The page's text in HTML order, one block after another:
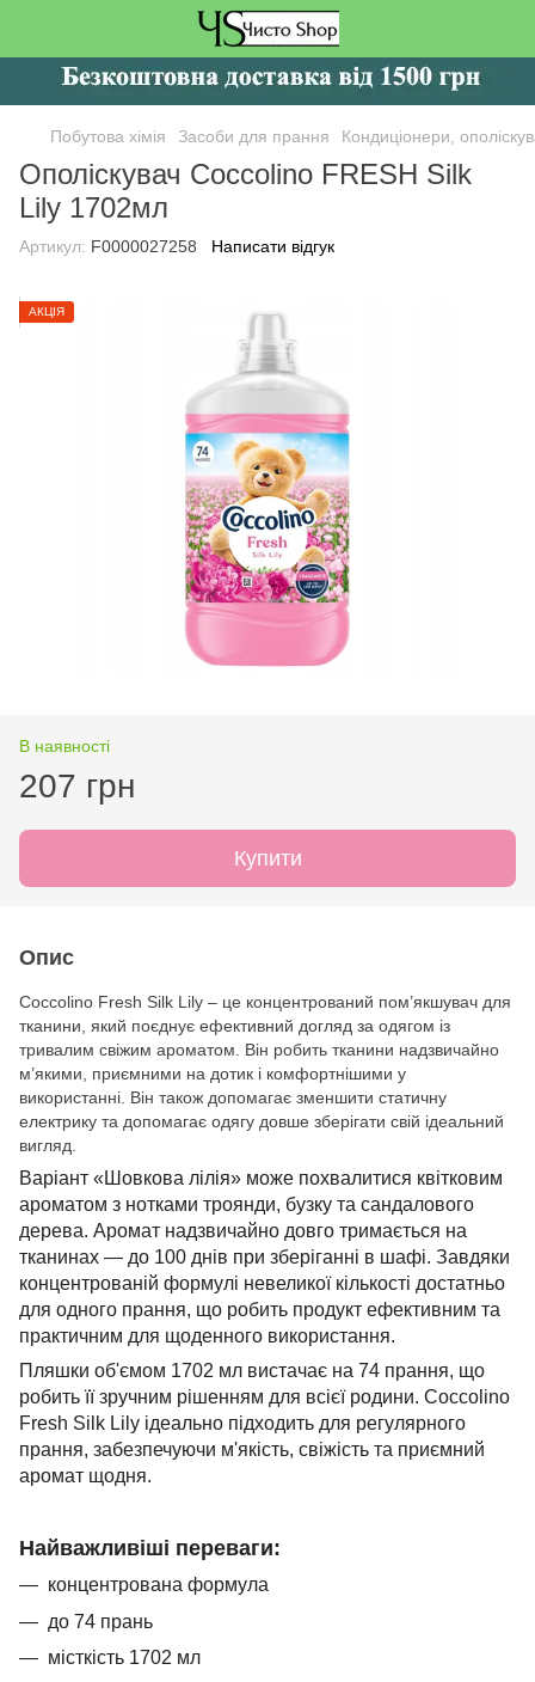
Побутова хімія Засоби для прання Кондиціонери,
Ополіскувач Coccolino FRESH Silk
Lily 1702мл
Артикул: F0000027258 Написати відгук
АКЦІЯ
В наявності
207 грн
Купити
Опис
Coccolino Fresh Silk Lily – це концентрований пом’якшувач для
тканини, який поєднує ефективний догляд за одягом із
тривалим свіжим ароматом. Він робить тканини надзвичайно
м’якими, приємними на дотик і комфортнішими у
використанні. Він також допомагає зменшити статичну
електрику та допомагає одягу довше зберігати свій ідеальний
вигляд.
Варіант «Шовкова лілія» може похвалитися квітковим
ароматом з нотками троянди, бузку та сандалового
дерева. Аромат надзвичайно довго тримається на
тканинах — до 100 днів при зберіганні в шафі. Завдяки
концентрованій формулі невеликої кількості достатньо
для одного прання, що робить продукт ефективним та
практичним для щоденного використання.
Пляшки об'ємом 1702 мл вистачає на 74 прання, що
робить її зручним рішенням для всієї родини. Coccolino
Fresh Silk Lily ідеально підходить для регулярного
прання, забезпечуючи м'якість, свіжість та приємний
аромат щодня.
Найважливіші переваги:
концентрована формула
до 74 прань
місткість 1702 мл